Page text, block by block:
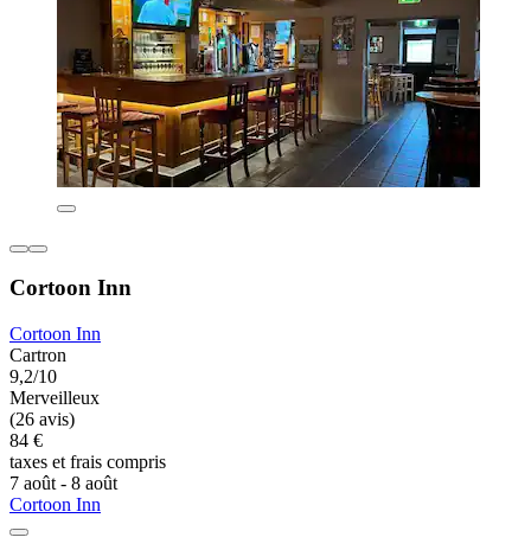
Cortoon Inn
Cortoon Inn
Cartron
9,2/10
Merveilleux
(26 avis)
84 €
taxes et frais compris
7 août - 8 août
Cortoon Inn